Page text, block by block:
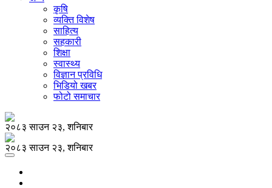
कृषि
व्यक्ति विशेष
साहित्य
सहकारी
शिक्षा
स्वास्थ्य
विज्ञान प्रविधि
भिडियो खबर
फोटो समाचार
२०८३ साउन २३, शनिबार
२०८३ साउन २३, शनिबार